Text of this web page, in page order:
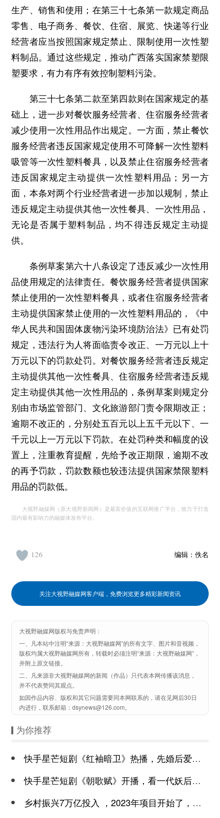
生产、销售和使用；在第三十七条第一款规定商品
零售、电子商务、餐饮、住宿、展览、快递等行业
经营者应当按照国家规定禁止、限制使用一次性塑
料制品。通过这些规定，推动广西落实国家禁塑限
塑要求，有力有序有效控制塑料污染。
第三十七条第二款至第四款则在国家规定的基
础上，进一步对餐饮服务经营者、住宿服务经营者
减少使用一次性用品作出规定。一方面，禁止餐饮
服务经营者违反国家规定使用不可降解一次性塑料
吸管等一次性塑料餐具，以及禁止住宿服务经营者
违反国家规定主动提供一次性塑料用品；另一方
面，本条对两个行业经营者进一步加以规制，禁止
违反规定主动提供其他一次性餐具、一次性用品，
无论是否属于塑料制品，均不得违反规定主动提
供。
条例草案第六十八条设定了违反减少一次性用
品使用规定的法律责任。餐饮服务经营者提供国家
禁止使用的一次性塑料餐具，或者住宿服务经营者
主动提供国家禁止使用的一次性塑料用品的，《中
华人民共和国固体废物污染环境防治法》已有处罚
规定，违法行为人将面临责令改正、一万元以上十
万元以下的罚款处罚。对餐饮服务经营者违反规定
主动提供其他一次性餐具、住宿服务经营者违反规
定主动提供其他一次性用品的，条例草案则规定分
别由市场监管部门、文化旅游部门责令限期改正；
逾期不改正的，分别处五百元以上五千元以下、一
千元以上一万元以下罚款。在处罚种类和幅度的设
置上，注重教育提醒，先给予改正期限，逾期不改
的再予罚款，罚款数额也较违法提供国家禁限塑料
用品的罚款低。
大视野融媒网（原大视野新闻网）是最富价值的互联网推广平台，致力于打造
国内最有影响力的融媒体发布平台。
编辑： 佚名
126
关注大视野融媒网客户端，免费浏览更多精彩新闻资讯
大视野融媒网版权与免责声明：
一、凡本站中注明“来源：大视野融媒网”的所有文字、图片和音视频，
版权均属大视野融媒网所有，转载时必须注明“来源：大视野融媒网”，
并附上原文链接。
二、凡来源非大视野融媒网的新闻（作品）只代表本网传播该消息，
并不代表赞同其观点。
如因作品内容、版权和其它问题需要同本网联系的，请在见网后30日
内进行，联系邮箱：dsynews@126.com。
为你推荐
快手星芒短剧《红袖暗卫》热播，先婚后爱诠释别样浪漫
快手星芒短剧《朝歌赋》开播，看一代妖后与心机皇上极限拉扯
乡村振兴7万亿投入 ，2023年项目开始了，总有一个适合你